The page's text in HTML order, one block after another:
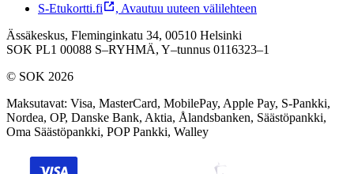
S-Etukortti.fi
, Avautuu uuteen välilehteen
Ässäkeskus, Fleminginkatu 34, 00510 Helsinki
SOK PL1 00088 S–RYHMÄ, Y–tunnus 0116323–1
© SOK 2026
Maksutavat: Visa, MasterCard, MobilePay, Apple Pay, S-Pankki,
Nordea, OP, Danske Bank, Aktia, Ålandsbanken, Säästöpankki,
Oma Säästöpankki, POP Pankki, Walley